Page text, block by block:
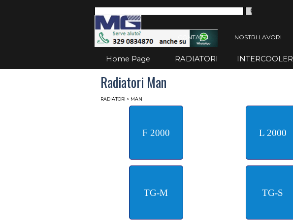
Salta menù
CONTATTI NOSTRI LAVORI
Home Page RADIATORI ▼
INTERCOOLER
Radiatori Man
RADIATORI > MAN
F 2000 L 2000
TG-S
TG-M